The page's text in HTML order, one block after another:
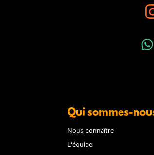
Qui sommes-
Nous connaître
L'équipe